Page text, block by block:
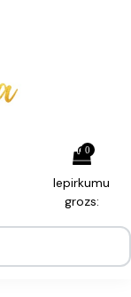
0
Iepirkumu
grozs: